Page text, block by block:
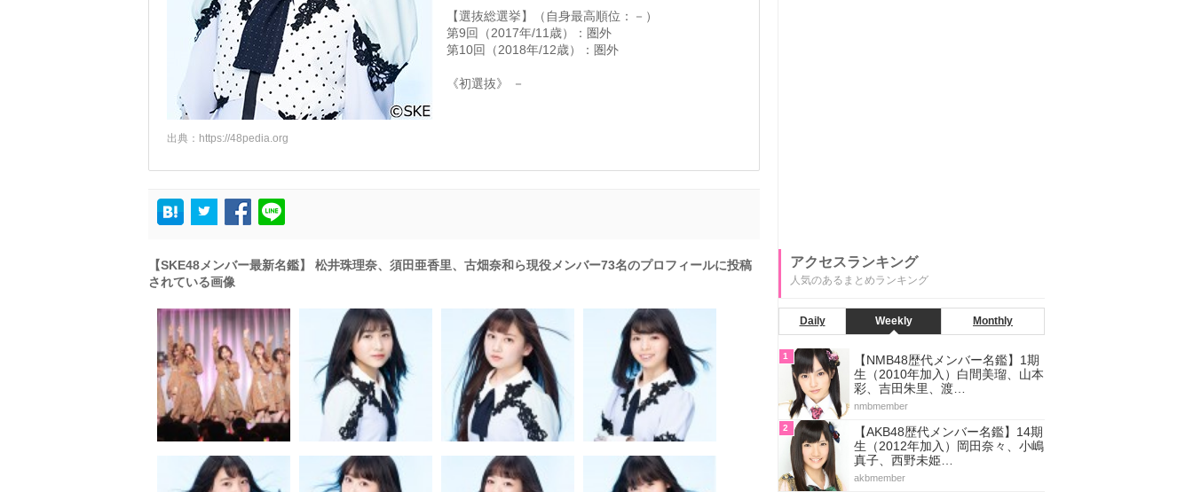
【選抜総選挙】（自身最高順位：－）
第9回（2017年/11歳）：圏外
第10回（2018年/12歳）：圏外
《初選抜》 －
出典： https://48pedia.org
【SKE48メンバー最新名鑑】 松井珠理奈、須田亜香里、古畑奈和ら現役メンバー73名のプロフィールに投稿
されている画像
アクセスランキング
人気のあるまとめランキング
Daily Weekly Monthly
1
【NMB48歴代メンバー名鑑】1期
生（2010年加入）白間美瑠、山本
彩、吉田朱里、渡…
nmbmember
2
【AKB48歴代メンバー名鑑】14期
生（2012年加入）岡田奈々、小嶋
真子、西野未姫…
akbmember